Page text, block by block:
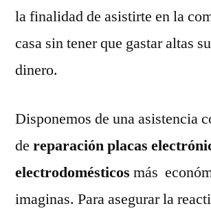
la finalidad de asistirte en la
casa sin tener que gastar altas
dinero.
Disponemos de una asistencia
de reparación placas
electrodomésticos más
imaginas. Para asegurar la